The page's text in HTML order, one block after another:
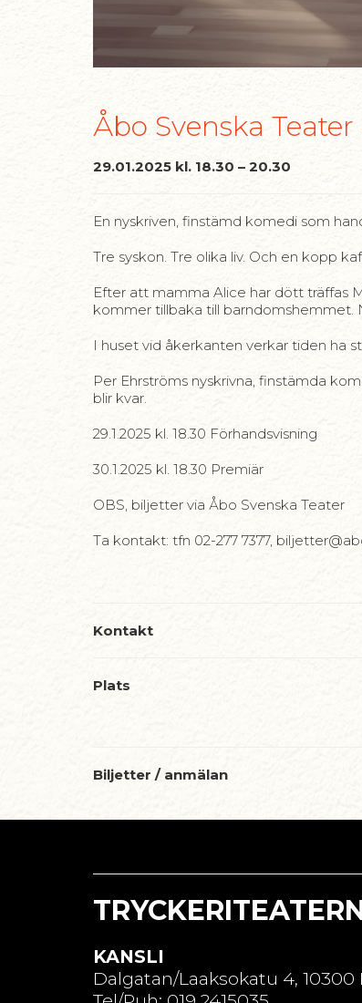
Åbo Svenska
29.01.2025 kl. 18.30 – 20.30
En nyskriven, finstämd komedi som
Tre syskon. Tre olika liv. Och en kopp
Efter att mamma Alice har dött träffas
kommer tillbaka till barndomshemmet.
I huset vid åkerkanten verkar tiden ha
Per Ehrströms nyskrivna, finstämda
blir kvar.
29.1.2025 kl. 18.30 Förhandsvisning
30.1.2025 kl. 18.30 Premiär
OBS, biljetter via Åbo Svenska Teater
Ta kontakt: tfn 02-277 7377,
Kontakt
Plats
Biljetter / anmälan
KANSLI
Dalgatan/Laaksokatu 4, 10300